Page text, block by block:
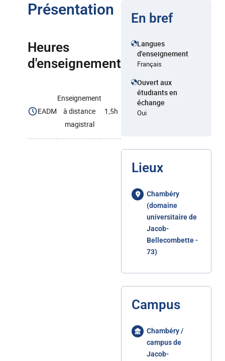
Présentation
Heures
d'enseignement
EADM
Enseignement
à distance
magistral
1,5h
En bref
Langues
d'enseignement
Français
Ouvert aux
étudiants en
échange
Oui
Lieux
Chambéry
(domaine
universitaire de
Jacob-
Bellecombette -
73)
Campus
Chambéry /
campus de
Jacob-